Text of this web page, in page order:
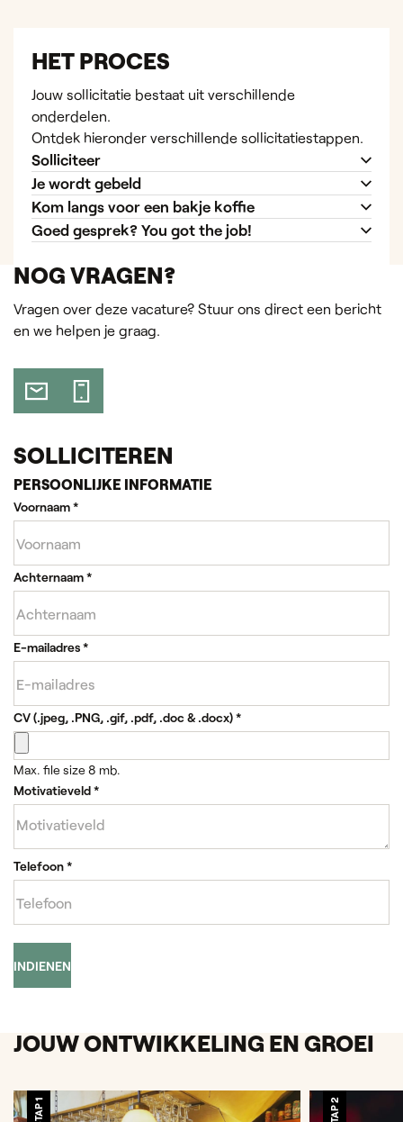
HET PROCES
Jouw sollicitatie bestaat uit verschillende
onderdelen.
Ontdek hieronder verschillende sollicitatiestappen.
Solliciteer
Je wordt gebeld
Kom langs voor een bakje koffie
Goed gesprek? You got the job!
NOG VRAGEN?
Vragen over deze vacature? Stuur ons direct een bericht
en we helpen je graag.
SOLLICITEREN
PERSOONLIJKE INFORMATIE
Voornaam*
Achternaam*
E-mailadres*
CV (.jpeg, .PNG, .gif, .pdf, .doc & .docx)*
Max. file size 8 mb.
Motivatieveld*
Telefoon*
INDIENEN
JOUW ONTWIKKELING EN GROEI
STAP 1 STAP 2